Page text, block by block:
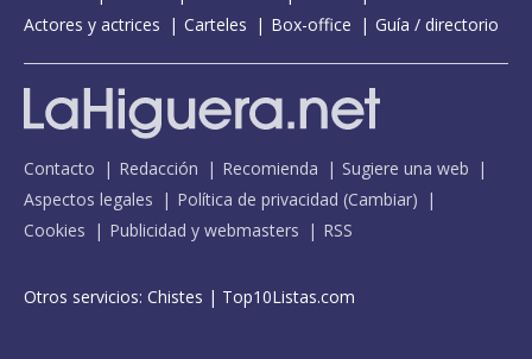
Actores y actrices
Carteles Box-office Guía / directorio
Contacto Redacción Recomienda
Sugiere una web
Aspectos legales
Política de privacidad (Cambiar)
Cookies
Publicidad y webmasters RSS
Otros servicios: Chistes | Top10Listas.com